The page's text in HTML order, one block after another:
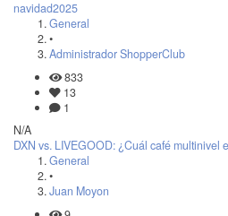
navidad2025
General
•
Administrador ShopperClub
833
13
1
N/A
DXN vs. LIVEGOOD: ¿Cuál café multinivel
General
•
Juan Moyon